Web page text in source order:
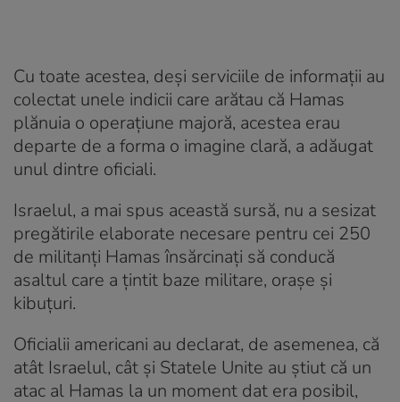
Cu toate acestea, deși serviciile de informații au
colectat unele indicii care arătau că Hamas
plănuia o operațiune majoră, acestea erau
departe de a forma o imagine clară, a adăugat
unul dintre oficiali.
Israelul, a mai spus această sursă, nu a sesizat
pregătirile elaborate necesare pentru cei 250
de militanți Hamas însărcinați să conducă
asaltul care a țintit baze militare, orașe și
kibuțuri.
Oficialii americani au declarat, de asemenea, că
atât Israelul, cât și Statele Unite au știut că un
atac al Hamas la un moment dat era posibil,